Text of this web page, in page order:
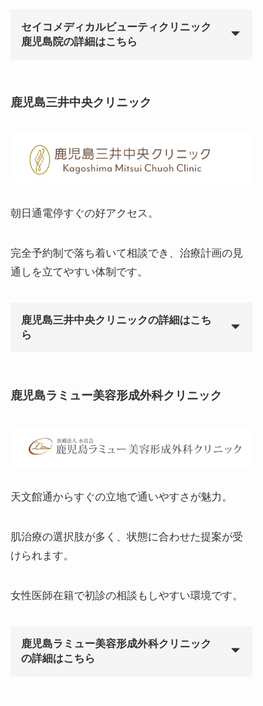
セイコメディカルビューティクリニック
鹿児島院の詳細はこちら
鹿児島三井中央クリニック
朝日通電停すぐの好アクセス。
完全予約制で落ち着いて相談でき、治療計画の見
通しを立てやすい体制です。
鹿児島三井中央クリニックの詳細はこち
ら
鹿児島ラミュー美容形成外科クリニック
天文館通からすぐの立地で通いやすさが魅力。
肌治療の選択肢が多く、状態に合わせた提案が受
けられます。
女性医師在籍で初診の相談もしやすい環境です。
鹿児島ラミュー美容形成外科クリニック
の詳細はこちら